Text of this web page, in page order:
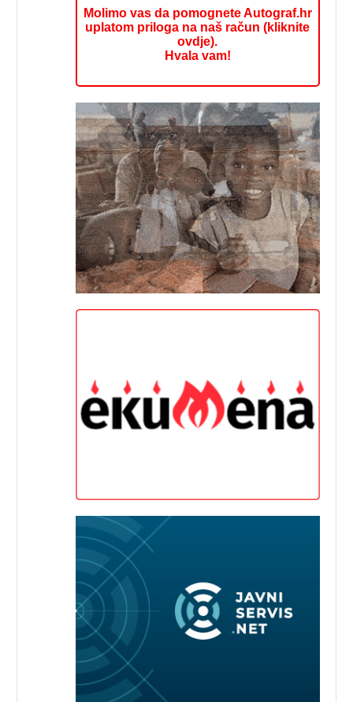
Molimo vas da pomognete Autograf.hr
uplatom priloga na naš račun (kliknite
ovdje).
Hvala vam!